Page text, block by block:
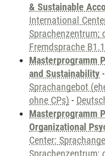
& Sustainable
International
Sprachenzentrum;
Fremdsprache B1.1
Masterprogramm
and Sustainability -
Sprachangebot
ohne CPs) -
Masterprogramm
Organizational
Center:
Sprachenzentrum;